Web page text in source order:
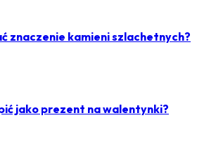
znaczenie kamieni szlachetnych?
jako prezent na walentynki?